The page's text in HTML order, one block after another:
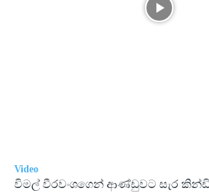
Video
විමල් වීරවංශගෙන් ආණ්ඩුවට සැර